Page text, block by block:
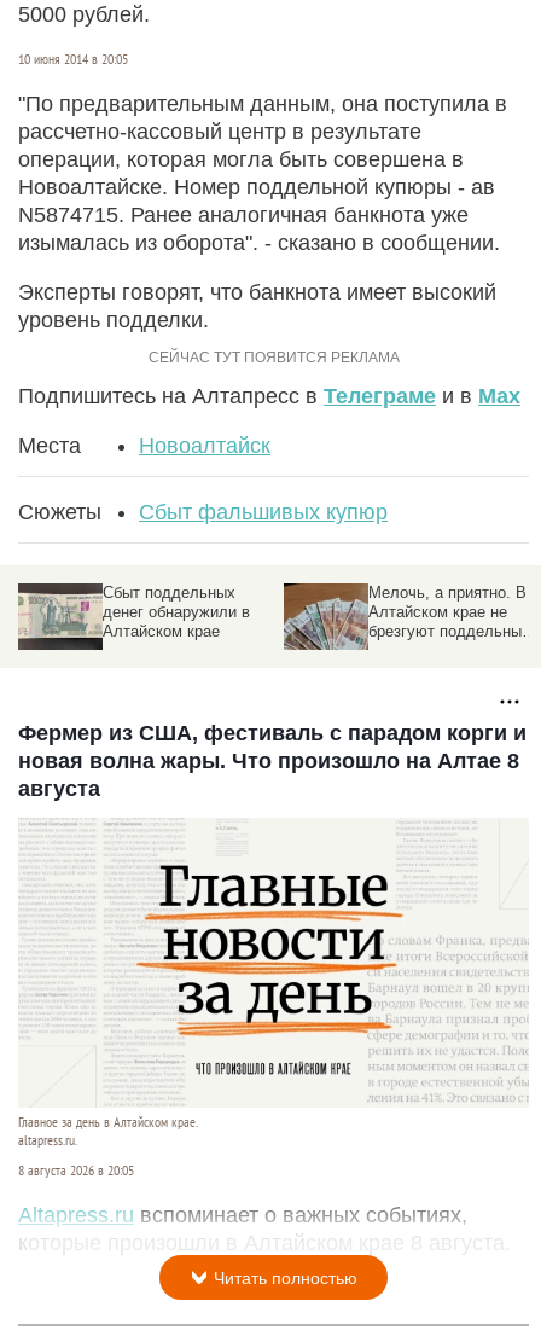
5000 рублей.
10 июня 2014 в 20:05
"По предварительным данным, она поступила в
рассчетно-кассовый центр в результате
операции, которая могла быть совершена в
Новоалтайске. Номер поддельной купюры - ав
N5874715. Ранее аналогичная банкнота уже
изымалась из оборота". - сказано в сообщении.
Эксперты говорят, что банкнота имеет высокий
уровень подделки.
Подпишитесь на Алтапресс в Телеграме и в Max
Места Новоалтайск
Сюжеты Сбыт фальшивых купюр
Сбыт поддельных
денег обнаружили в
Алтайском крае
Мелочь, а приятно. В
Алтайском крае не
брезгуют поддельными
Фермер из США, фестиваль с парадом корги и
новая волна жары. Что произошло на Алтае 8
августа
Главное за день в Алтайском крае.
altapress.ru.
8 августа 2026 в 20:05
Altapress.ru вспоминает о важных событиях,
которые произошли в Алтайском крае 8 августа.
Читать полностью